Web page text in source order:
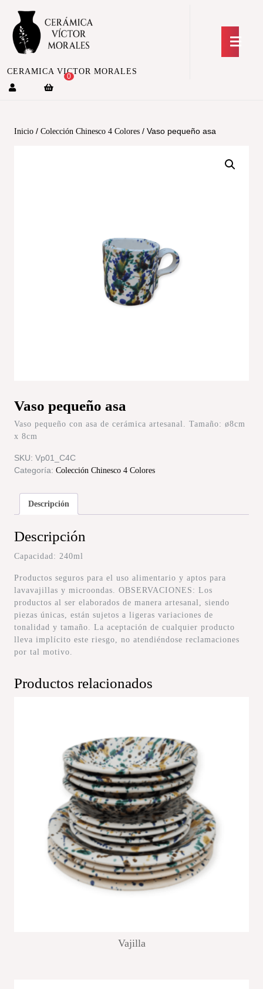
CERAMICA VICTOR MORALES
0
Inicio / Colección Chinesco 4 Colores / Vaso pequeño asa
Vaso pequeño asa
Vaso pequeño con asa de cerámica artesanal. Tamaño: ø8cm
x 8cm
SKU: Vp01_C4C
Categoría: Colección Chinesco 4 Colores
Descripción
Descripción
Capacidad: 240ml
Productos seguros para el uso alimentario y aptos para
lavavajillas y microondas. OBSERVACIONES: Los
productos al ser elaborados de manera artesanal, siendo
piezas únicas, están sujetos a ligeras variaciones de
tonalidad y tamaño. La aceptación de cualquier producto
lleva implícito este riesgo, no atendiéndose reclamaciones
por tal motivo.
Productos relacionados
Vajilla